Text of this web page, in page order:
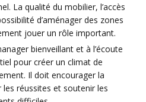
La qualité du mobilier, l’accès
d’aménager des zones
jouer un rôle important.
bienveillant et à l’écoute
pour créer un climat de
Il doit encourager la
réussites et soutenir les